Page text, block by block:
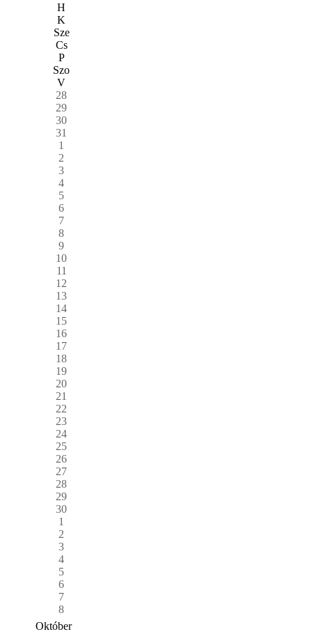
H
K
Sze
Cs
P
Szo
V
28
29
30
31
1
2
3
4
5
6
7
8
9
10
11
12
13
14
15
16
17
18
19
20
21
22
23
24
25
26
27
28
29
30
1
2
3
4
5
6
7
8
Október